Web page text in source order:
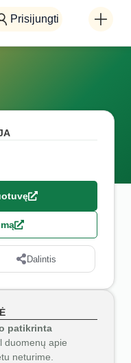
Prisijungti
Dalintis
patikrinta
duomenų apie
neturime.